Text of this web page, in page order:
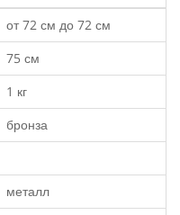
от 72 см до 72 см
75 см
1 кг
бронза
металл